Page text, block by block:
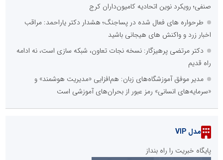
صنفی؛ رویکرد نوین اتحادیه کامیون‌داران کرج
طرحواره های فعال شده در پساجنگ؛ هشدار دکتر یاراحمد: مراقب
اخبار زرد و واکنش های هیجانی باشید
دکتر مرتضی پرهیزگار: نسخه نجات تعاون، شبکه سازی است، نه ادامه
راه قدیم
مدیر موفق آموزشگاه‌های زبان: هم‌افزایی «مدیریت هوشمند» و
«سرمایه‌های انسانی» رمز عبور از بحران‌های آموزشی است
مدل VIP
پایگاه خبریت را راه بنداز